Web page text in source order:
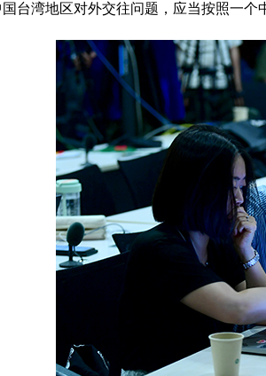
台湾地区对外交往问题，应当按照一个